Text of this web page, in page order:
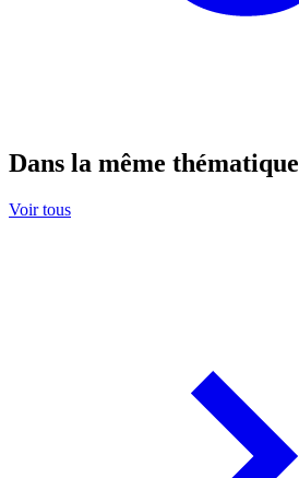
Dans la même thématique
Voir tous